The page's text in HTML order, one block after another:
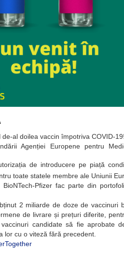
de-al doilea vaccin împotriva COVID-
Agenției Europene pentru
de introducere pe piață
toate statele membre ale Uniunii
BioNTech-Pfizer fac parte din
2 miliarde de doze de vaccinuri
de livrare și prețuri diferite,
candidate să fie aprobate
lor cu o viteză fără precedent.